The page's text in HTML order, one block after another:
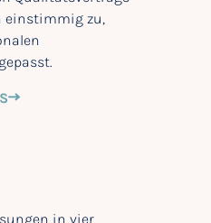
einstimmig zu,
in vier